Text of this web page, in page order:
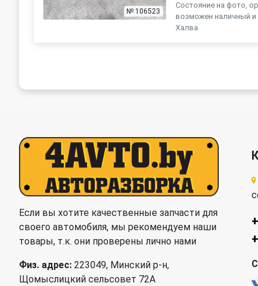
№ 106523
Состояние на фото,
возможен наличный и
Халва
Если вы хотите качественные запчасти для
своего автомобиля, мы рекомендуем наши
товары, т.к. они проверены лично нами
Физ. адрес: 223049, Минский р-н,
Щомыслицкий сельсовет 72А